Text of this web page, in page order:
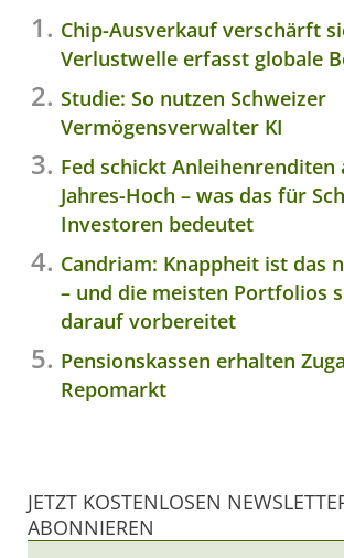
Chip-Ausverkauf verschärft
Verlustwelle erfasst globale
Studie: So nutzen Schweizer
Vermögensverwalter KI
Fed schickt Anleihenrenditen
Jahres-Hoch – was das für
Investoren bedeutet
Candriam: Knappheit ist das
– und die meisten Portfolios
darauf vorbereitet
Pensionskassen erhalten
Repomarkt
JETZT KOSTENLOSEN
ABONNIEREN